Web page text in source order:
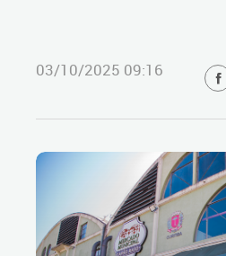
03/10/2025 09:16